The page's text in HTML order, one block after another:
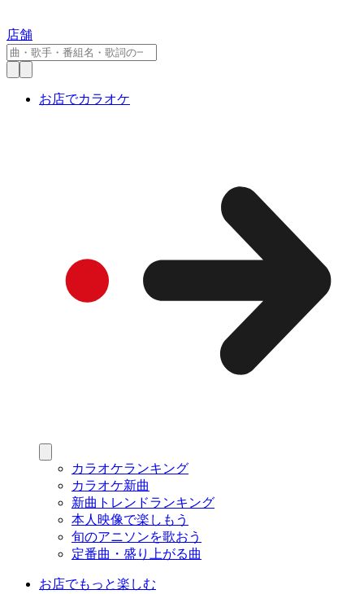
店舗
お店でカラオケ
カラオケランキング
カラオケ新曲
新曲トレンドランキング
本人映像で楽しもう
旬のアニソンを歌おう
定番曲・盛り上がる曲
お店でもっと楽しむ